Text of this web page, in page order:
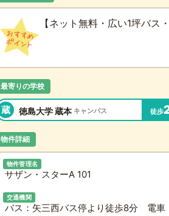
【ネット無料・広い1坪バ
最寄りの学校
蔵 徳島大学 蔵本 キャンパス 徒歩
物件詳細
物件管理名
サザン・スターA 101
交通機関
バス：矢三西バス停より徒歩8分 電車